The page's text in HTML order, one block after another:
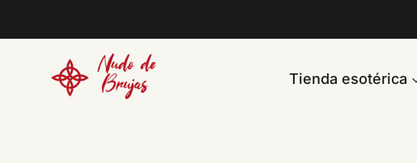
contenido
Tienda esotérica